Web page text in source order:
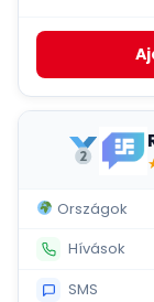
Országok
Hívások
SMS